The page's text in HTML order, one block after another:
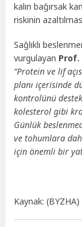
kalın bağırsak
riskinin
Sağlıklı
vurgulayan Prof.
“Protein ve lif
planı içerisinde
kontrolünü
kolesterol gibi
Günlük
ve tohumlara
için önemli bir
Kaynak: